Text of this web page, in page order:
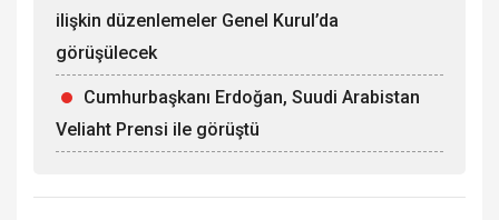
ilişkin düzenlemeler Genel Kurul’da
görüşülecek
Cumhurbaşkanı Erdoğan, Suudi Arabistan
Veliaht Prensi ile görüştü